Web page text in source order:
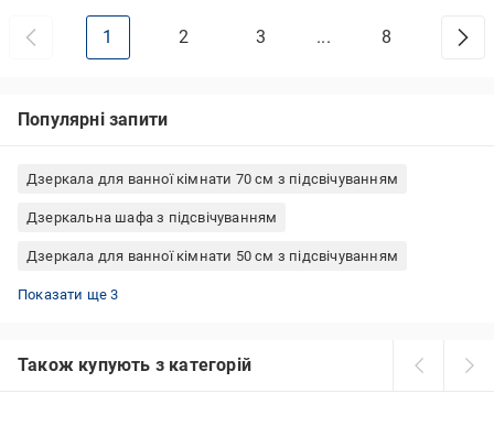
1 2 3 ... 8
Популярні запити
Дзеркала для ванної кімнати 70 см з підсвічуванням
Дзеркальна шафа з підсвічуванням
Дзеркала для ванної кімнати 50 см з підсвічуванням
Прямокутні дзеркала для ванної кімнати з підсвічуванням
Овальні дзеркала для ванної кімнати з підсвічуванням
Дзеркальна шафа 50 см
Показати ще 3
Також купують з категорій